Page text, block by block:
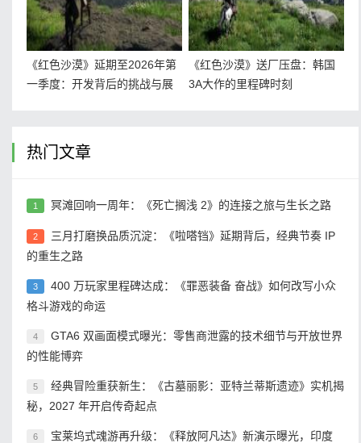
《红色沙漠》延期至2026年第
一季度：开发背后的挑战与展
《红色沙漠》送厂压盘：韩国
3A大作的里程碑时刻
热门文章
1 冥滩回响一周年：《死亡搁浅 2》的连接之旅与生长之路
2
三月打磨换品质沉淀：《啦嗒铛》延期背后，经典节奏 IP
的重生之路
3
400 万玩家里程碑达成：《罪恶装备 奋战》如何改写小众
格斗游戏的命运
4
GTA6 双画面模式曝光：零售商泄露的技术细节与开放世界
的性能博弈
5
经典冒险重获新生：《古墓丽影：亚特兰蒂斯遗迹》实机揭
秘，2027 年开启传奇起点
6
宝莱坞式魂游再升级：《释放阿凡达》新演示曝光，印度